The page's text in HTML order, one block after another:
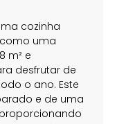
cozinha
uma
m² e
desfrutar de
o ano. Este
e de uma